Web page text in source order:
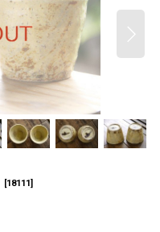
[18111]